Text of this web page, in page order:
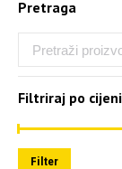
Pretraga
Filtriraj po cijeni
Filter